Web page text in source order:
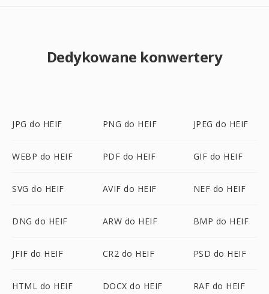
Dedykowane konwertery
JPG do HEIF PNG do HEIF JPEG do HEIF
WEBP do HEIF PDF do HEIF GIF do HEIF
SVG do HEIF AVIF do HEIF NEF do HEIF
DNG do HEIF ARW do HEIF BMP do HEIF
JFIF do HEIF CR2 do HEIF PSD do HEIF
HTML do HEIF DOCX do HEIF RAF do HEIF